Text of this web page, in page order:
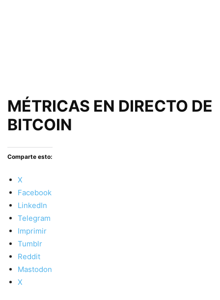
MÉTRICAS EN DIRECTO DE
BITCOIN
Comparte esto:
X
Facebook
LinkedIn
Telegram
Imprimir
Tumblr
Reddit
Mastodon
X